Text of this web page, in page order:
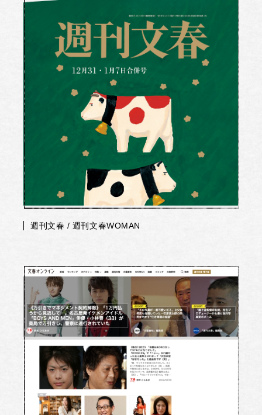
週刊文春 / 週刊文春WOMAN